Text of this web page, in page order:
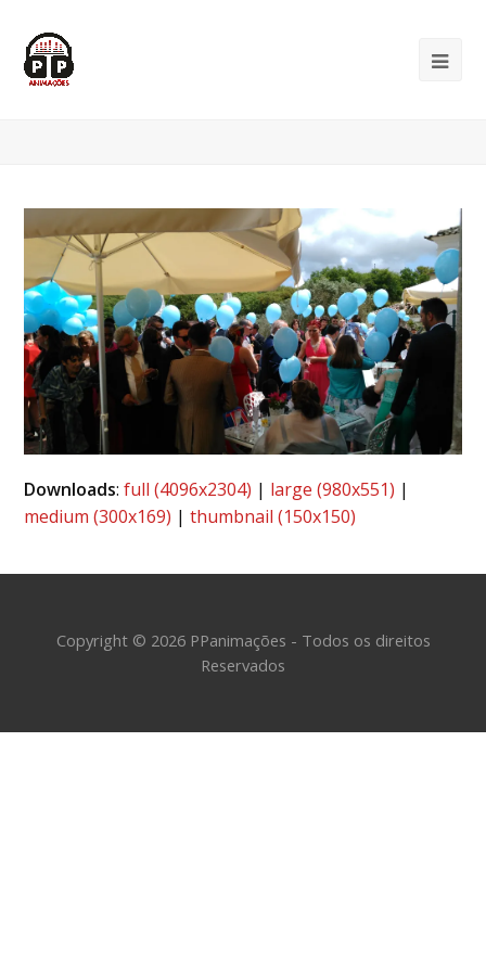
Downloads:full (4096x2304) | large (980x551) |
medium (300x169) |thumbnail (150x150)
Copyright © 2026 PPanimações - Todos os direitos
Reservados